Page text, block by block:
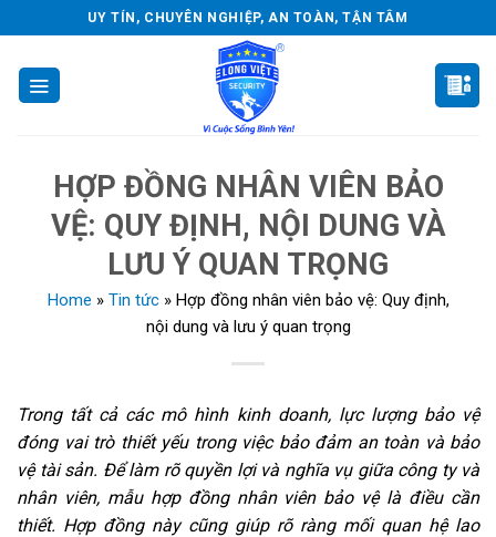
to
content
UY TÍN, CHUYÊN NGHIỆP, AN TOÀN, TẬN TÂM
HỢP ĐỒNG NHÂN VIÊN BẢO
VỆ: QUY ĐỊNH, NỘI DUNG VÀ
LƯU Ý QUAN TRỌNG
Home » Tin tức» Hợp đồng nhân viên bảo vệ: Quy định,
nội dung và lưu ý quan trọng
Trong tất cả các mô hình kinh doanh, lực lượng bảo vệ
đóng vai trò thiết yếu trong việc bảo đảm an toàn và bảo
vệ tài sản. Để làm rõ quyền lợi và nghĩa vụ giữa công ty và
nhân viên, mẫu hợp đồng nhân viên bảo vệ là điều cần
thiết. Hợp đồng này cũng giúp rõ ràng mối quan hệ lao